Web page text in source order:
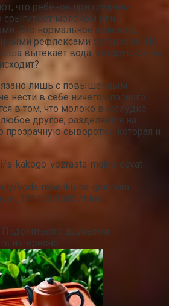
что ребёнок при грудном
срыгивает молоком или
Это нормальное явление,
рефлексами организма. Но
вытекает вода, которую он не
лишь с повышенным
нести в себе ничего опасного.
в том, что молоко в желудке
другое, разделяется на
сыворотку, которая и
kakogo-vozrasta-mojno-davat-
voda-rebenku-na-grudnom-
с друзьями:
интересно